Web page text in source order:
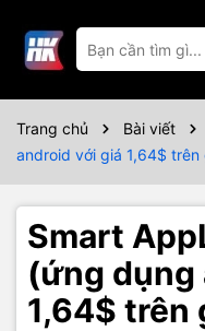
Trang chủ Bài viết
android với giá 1,64$ trên
Smart
(ứng dụng
1,64$ trên